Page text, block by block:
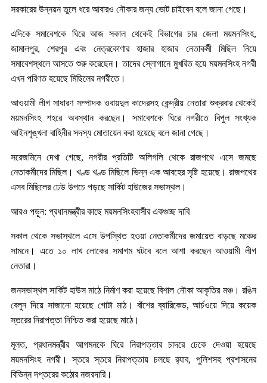
সরকারের উন্নয়ন তুলে ধরে আবারও নৌকার জন্য ভোট চাইবেন বলে জানা গেছে।
এদিকে সমাবেশকে ঘিরে আজ সকাল থেকেই বিভাগের চার জেলা ময়মনসিংহ,
জামালপুর, শেরপুর এবং নেত্রকোণার হাজার হাজার নেতাকর্মী মিছিল নিয়ে
সমাবেশস্থলে আসতে শুরু করেছেন। তাদের স্লোগানে মুখরিত হয়ে ময়মনসিংহ নগরী
এখন পরিণত হয়েছে মিছিলের নগরীতে।
আওয়ামী লীগ সাধারণ সম্পাদক ওবায়দুল কাদেরসহ কেন্দ্রীয় নেতারা শুক্রবার থেকেই
ময়মনসিংহ শহরে অবস্থান করছেন। সমাবেশকে ঘিরে নগরীতে বিপুল সংখ্যক
আইনশৃঙ্খলা বাহিনীর সদস্য মোতায়েন করা হয়েছে বলে জানা গেছে।
সরেজমিনে দেখা গেছে, নগরীর প্রতিটি অলিগলি থেকে রাজপথে এসে জমছে
নেতাকর্মীদের মিছিল। খণ্ড খণ্ড মিছিলে ভিন্ন এক আবহের সৃষ্টি হয়েছে। রাজপথের
এসব মিছিলের ঢেউ উপচে পড়ছে সার্কিট হাউজের সভাস্থল।
আরও পড়ুন: প্রধানমন্ত্রীর কাছে ময়মনসিংহবাসীর একগুচ্ছ দাবি
সকাল থেকে সভাস্থলে এসে উপস্থিত হওয়া নেতাকর্মীদের জমায়েত বাড়ছে মঞ্চের
সামনে। এতে ১০ লাখ লোকের সমাগম ঘটবে বলে আশা করছেন আওয়ামী লীগ
নেতারা।
জনসভাস্থল সার্কিট হাউস মাঠে নির্মাণ করা হয়েছে বিশাল নৌকা আকৃতির মঞ্চ। রঙিন
বেলুন দিয়ে সাজানো হয়েছে গোটা মাঠ। বাঁশের ব্যারিকেড, আর্চওয়ে দিয়ে কয়েক
স্তরের নিরাপত্তা নিশ্চিত করা হয়েছে মাঠে।
মূলত, প্রধানমন্ত্রীর আগমনকে ঘিরে নিরাপত্তার চাদরে ঢেকে দেওয়া হয়েছে
ময়মনসিংহ নগরী। স্তরে স্তরে নিরাপত্তায় চলছে র‌্যাব, পুলিশসহ প্রশাসনের
বিভিন্ন দপ্তরের কঠোর নজরদারি।